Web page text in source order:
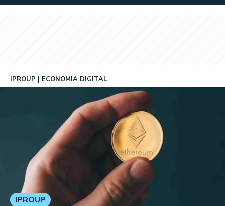
IPROUP ECONOMÍA DIGITAL
IPROUP